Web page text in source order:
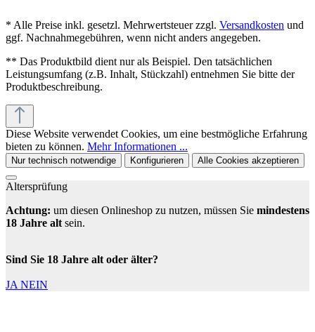
* Alle Preise inkl. gesetzl. Mehrwertsteuer zzgl. Versandkosten und
ggf. Nachnahmegebühren, wenn nicht anders angegeben.
** Das Produktbild dient nur als Beispiel. Den tatsächlichen
Leistungsumfang (z.B. Inhalt, Stückzahl) entnehmen Sie bitte der
Produktbeschreibung.
Diese Website verwendet Cookies, um eine bestmögliche Erfahrung
bieten zu können. Mehr Informationen ...
Nur technisch notwendige Konfigurieren Alle Cookies akzeptieren
Altersprüfung
Achtung: um diesen Onlineshop zu nutzen, müssen Sie mindestens
18 Jahre alt sein.
Sind Sie 18 Jahre alt oder älter?
JA NEIN